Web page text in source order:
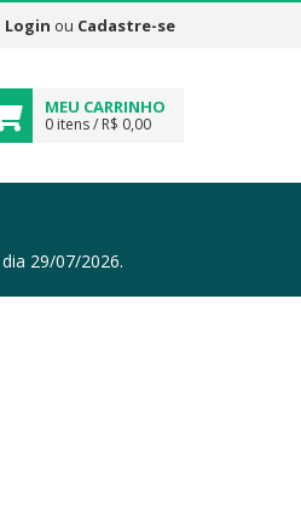
Login ou Cadastre-se
MEU CARRINHO
0 itens / R$ 0,00
29/07/2026.